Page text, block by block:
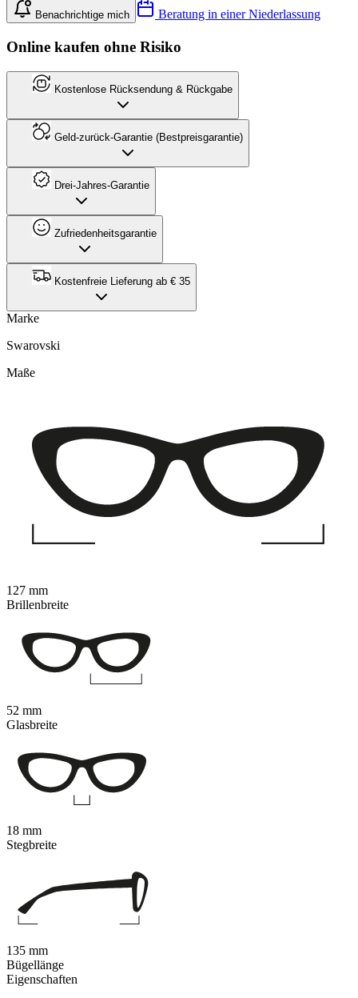
Benachrichtige mich Beratung in einer Niederlassung
Online kaufen ohne Risiko
Kostenlose Rücksendung & Rückgabe
Geld-zurück-Garantie (Bestpreisgarantie)
Drei-Jahres-Garantie
Zufriedenheitsgarantie
Kostenfreie Lieferung ab € 35
Marke
Swarovski
Eigenschaften
Maße
127 mm
Brillenbreite
52 mm
Glasbreite
18 mm
Stegbreite
135 mm
Bügellänge